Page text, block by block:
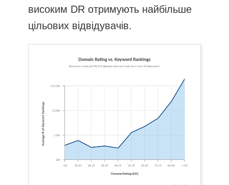
високим DR отримують найбільше
цільових відвідувачів.